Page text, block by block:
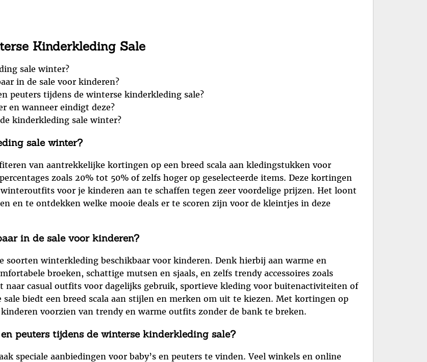
Kinderkleding Sale
sale winter?
in de sale voor kinderen?
peuters tijdens de winterse kinderkleding sale?
en wanneer eindigt deze?
kinderkleding sale winter?
sale winter?
van aantrekkelijke kortingen op een breed scala aan kledingstukken voor
zoals 20% tot 50% of zelfs hoger op geselecteerde items. Deze kortingen
voor je kinderen aan te schaffen tegen zeer voordelige prijzen. Het loont
en te ontdekken welke mooie deals er te scoren zijn voor de kleintjes in deze
in de sale voor kinderen?
winterkleding beschikbaar voor kinderen. Denk hierbij aan warme en
broeken, schattige mutsen en sjaals, en zelfs trendy accessoires zoals
naar casual outfits voor dagelijks gebruik, sportieve kleding voor buitenactiviteiten of
sale biedt een breed scala aan stijlen en merken om uit te kiezen. Met kortingen op
voorzien van trendy en warme outfits zonder de bank te breken.
peuters tijdens de winterse kinderkleding sale?
speciale aanbiedingen voor baby’s en peuters te vinden. Veel winkels en online